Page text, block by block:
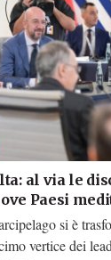
al via le
Paesi
si è
vertice dei